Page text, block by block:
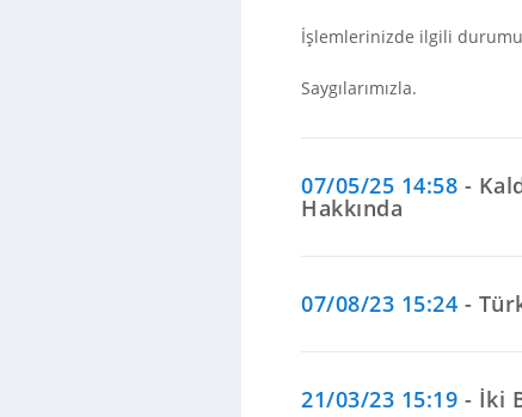
İşlemlerinizde ilgili
Saygılarımızla.
07/05/25 14:58 -
Hakkında
07/08/23 15:24 -
21/03/23 15:19 - İki